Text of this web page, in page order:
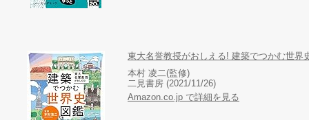
東大名誉教授がおしえる! 建築でつかむ世界
本村 凌二(監修)
二見書房 (2021/11/26)
Amazon.co.jp で詳細を見る